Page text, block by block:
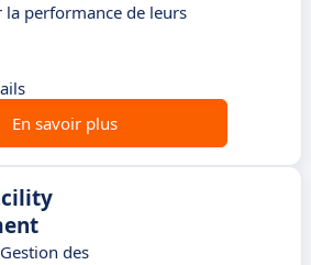
performance de leurs
En savoir plus
des